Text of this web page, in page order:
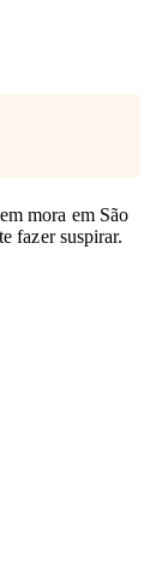
mora em São
fazer suspirar.